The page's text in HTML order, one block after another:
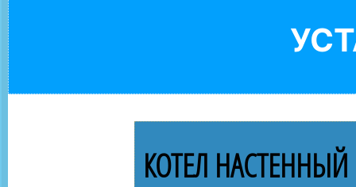
КОТЕЛ НАСТЕННЫЙ